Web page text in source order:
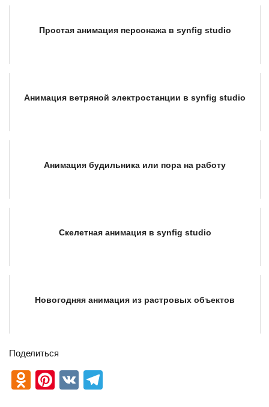
Простая анимация персонажа в synfig studio
Анимация ветряной электростанции в synfig studio
Анимация будильника или пора на работу
Скелетная анимация в synfig studio
Новогодняя анимация из растровых объектов
Поделиться
O
Pi
V